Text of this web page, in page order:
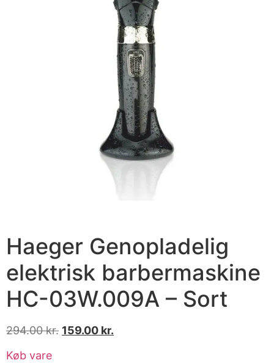
Haeger Genopladelig
elektrisk barbermaskine
HC-03W.009A – Sort
294.00kr. 159.00 kr.
Køb vare